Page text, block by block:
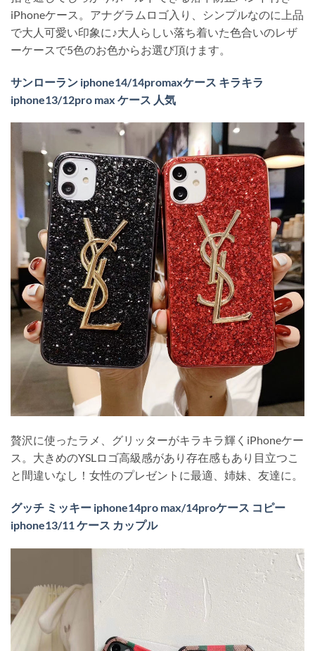
iPhoneケース。アナグラムロゴ入り、シンプルなのに上品
で大人可愛い印象に♪大人らしい落ち着いた色合いのレザ
ーケースで5色のお色からお選び頂けます。
サンローラン iphone14/14promaxケース キラキラ
iphone13/12pro max ケース 人気
贅沢に使ったラメ、グリッターがキラキラ輝くiPhoneケー
ス。大きめのYSLロゴ高級感があり存在感もあり目立つこ
と間違いなし！女性のプレゼントに最適、姉妹、友達に。
グッチ ミッキー iphone14pro max/14proケース コピー
iphone13/11 ケース カップル